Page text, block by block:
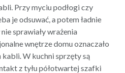
Przy myciu podłogi czy
je odsuwać, a potem ładnie
sprawiały wrażenia
wnętrze domu oznaczało
W kuchni sprzęty są
z tyłu półotwartej szafki